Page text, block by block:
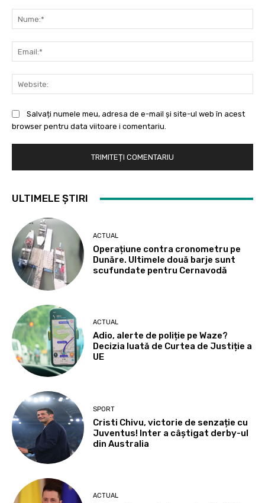
Salvați numele meu, adresa de e-mail și site-ul web în acest
browser pentru data viitoare i comentariu.
ULTIMELE ȘTIRI
ACTUAL
Operațiune contra cronometru pe
Dunăre. Ultimele două barje sunt
scufundate pentru Cernavodă
ACTUAL
Adio, alerte de poliție pe Waze?
Decizia luată de Curtea de Justiție a
UE
SPORT
Cristi Chivu, victorie de senzație cu
Juventus! Inter a câștigat derby-ul
din Australia
ACTUAL